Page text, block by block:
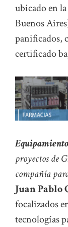
ubicado en
Buenos
panificados,
certificado
proyectos de
compañía
Juan Pablo
focalizados
tecnologías